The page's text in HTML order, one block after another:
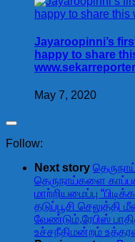
Jayaroopinni’s
happy to share
May 7, 2020
Follow:
Next story
தெருநாய்களை
மாற்றியமைப்பு
தடுப்பூசி செலுத்தி
வேண்டும்,ரேபிஸ்
உச்சநீதிமன்றம்